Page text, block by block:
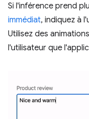
Si l'inférence prend
immédiat, indiquez à
Utilisez des
l'utilisateur que